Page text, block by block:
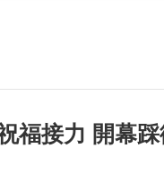
福接力 開幕